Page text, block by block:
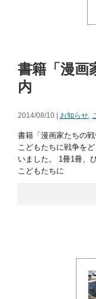
書籍「漫画
内
2014/08/10 | お知らせ,
書籍「漫画家たちの
こどもたちに戦争を
いました。 1冊1冊、
こどもたちに